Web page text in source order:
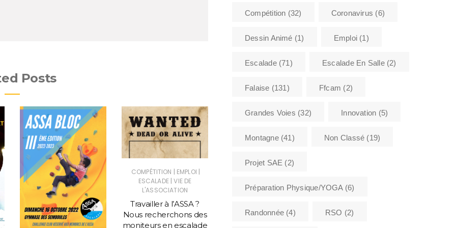
Posts
COMPÉTITION | EMPLOI |
ESCALADE | VIE DE
L'ASSOCIATION
Travailler à l’ASSA ?
Nous recherchons des
moniteurs en escalade
BLOC|COMPÉTITION|
DE L'ASSOCIATION
Compétition (32) Coronavirus (6)
Dessin Animé (1) Emploi(1)
Escalade(71) Escalade En Salle(2)
Falaise (131) Ffcam (2)
Grandes Voies (32) Innovation (5)
Montagne(41) Non Classé (19)
Projet SAE (2)
Préparation Physique/YOGA(6)
Randonnée (4) RSO (2)